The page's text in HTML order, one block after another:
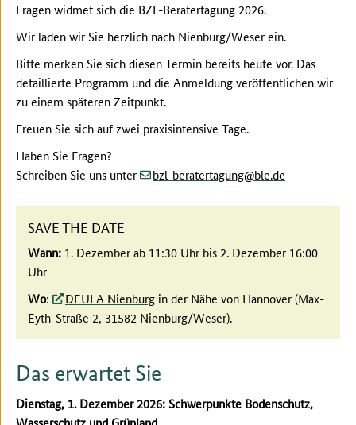
Fragen widmet sich die BZL-Beratertagung 2026.
Wir laden wir Sie herzlich nach Nienburg/Weser ein.
Bitte merken Sie sich diesen Termin bereits heute vor. Das
detaillierte Programm und die Anmeldung veröffentlichen wir
zu einem späteren Zeitpunkt.
Freuen Sie sich auf zwei praxisintensive Tage.
Haben Sie Fragen?
Schreiben Sie uns unter
bzl-beratertagung (at)
ble(dot)
de
SAVE THE DATE
Wann: 1. Dezember ab 11:30 Uhr bis 2. Dezember 16:00
Uhr
Wo: DEULA Nienburg in der Nähe von Hannover (Max-
Eyth-Straße 2, 31582 Nienburg/Weser).
Das erwartet Sie
Dienstag, 1. Dezember 2026: Schwerpunkte Bodenschutz,